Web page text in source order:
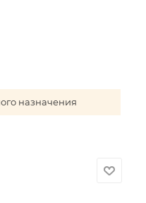
назначения